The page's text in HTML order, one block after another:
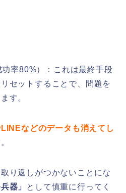
率80%）：これは最終手段
セットすることで、問題を
す。
などのデータも消えてし
り返しがつかないことにな
器」
として慎重に行ってく